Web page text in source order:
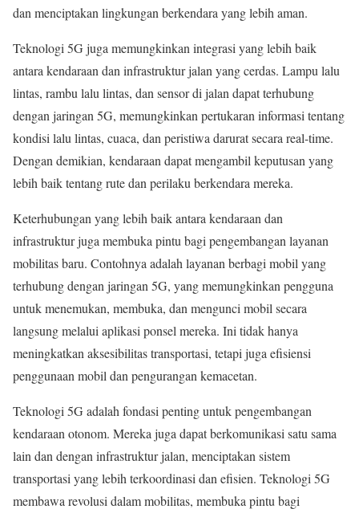
dan menciptakan lingkungan berkendara yang lebih aman.
Teknologi 5G juga memungkinkan integrasi yang lebih baik
antara kendaraan dan infrastruktur jalan yang cerdas. Lampu lalu
lintas, rambu lalu lintas, dan sensor di jalan dapat terhubung
dengan jaringan 5G, memungkinkan pertukaran informasi tentang
kondisi lalu lintas, cuaca, dan peristiwa darurat secara real-time.
Dengan demikian, kendaraan dapat mengambil keputusan yang
lebih baik tentang rute dan perilaku berkendara mereka.
Keterhubungan yang lebih baik antara kendaraan dan
infrastruktur juga membuka pintu bagi pengembangan layanan
mobilitas baru. Contohnya adalah layanan berbagi mobil yang
terhubung dengan jaringan 5G, yang memungkinkan pengguna
untuk menemukan, membuka, dan mengunci mobil secara
langsung melalui aplikasi ponsel mereka. Ini tidak hanya
meningkatkan aksesibilitas transportasi, tetapi juga efisiensi
penggunaan mobil dan pengurangan kemacetan.
Teknologi 5G adalah fondasi penting untuk pengembangan
kendaraan otonom. Mereka juga dapat berkomunikasi satu sama
lain dan dengan infrastruktur jalan, menciptakan sistem
transportasi yang lebih terkoordinasi dan efisien. Teknologi 5G
membawa revolusi dalam mobilitas, membuka pintu bagi